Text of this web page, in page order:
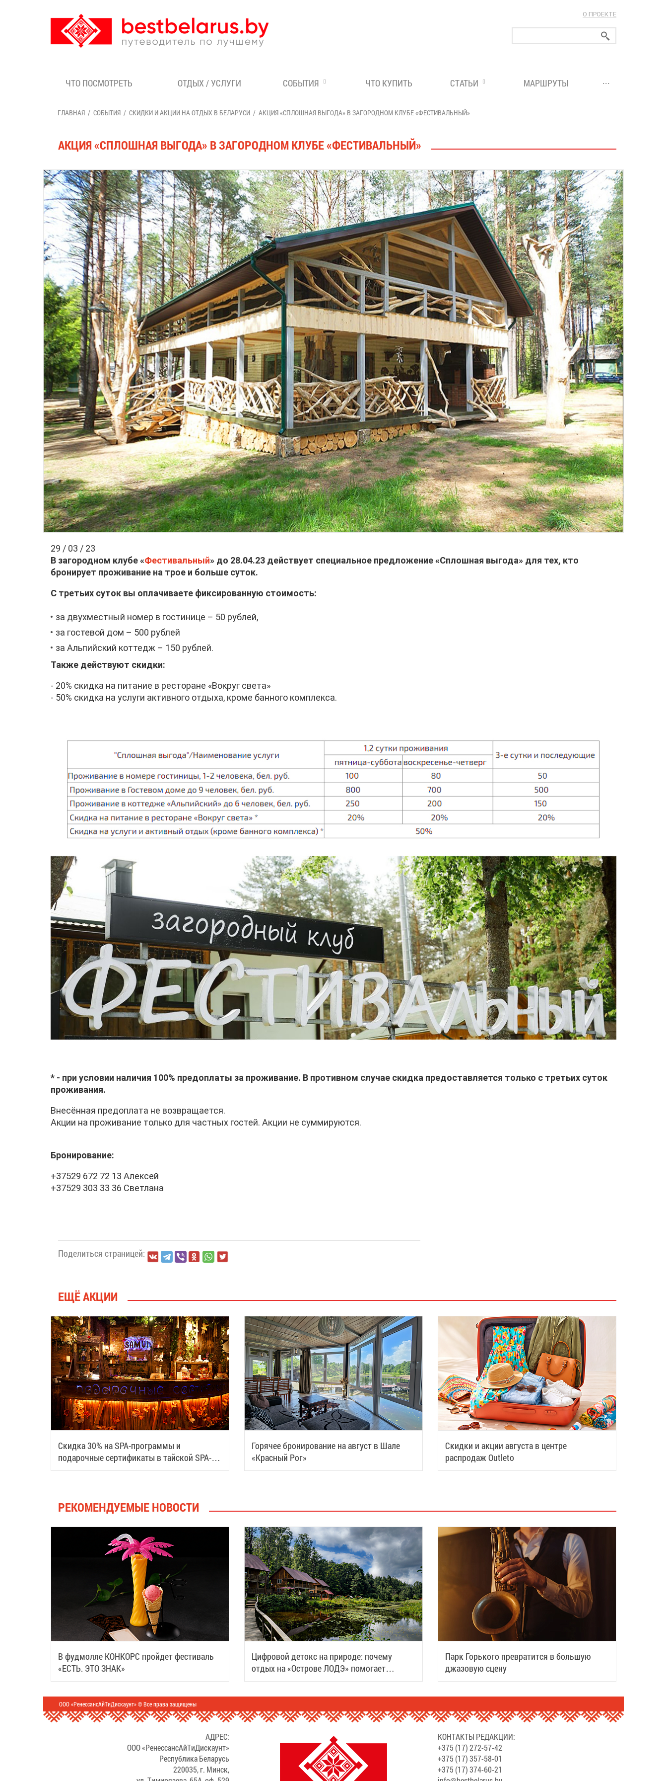
О ПРОЕКТЕ
ЧТО ПОСМОТРЕТЬ ОТДЫХ / УСЛУГИ СОБЫТИЯ ЧТО КУПИТЬ СТАТЬИ МАРШРУТЫ ...
ГЛАВНАЯ СОБЫТИЯ СКИДКИ И АКЦИИ НА ОТДЫХ В БЕЛАРУСИ АКЦИЯ «СПЛОШНАЯ ВЫГОДА» В ЗАГОРОДНОМ КЛУБЕ «ФЕСТИВАЛЬНЫЙ»
АКЦИЯ «СПЛОШНАЯ ВЫГОДА» В ЗАГОРОДНОМ КЛУБЕ «ФЕСТИВАЛЬНЫЙ»
29 / 03 / 23
В загородном клубе «Фестивальный» до 28.04.23 действует специальное предложение «Сплошная выгода» для тех, кто
бронирует проживание на трое и больше суток.
С третьих суток вы оплачиваете фиксированную стоимость:
за двухместный номер в гостинице – 50 рублей,
за гостевой дом – 500 рублей
за Альпийский коттедж – 150 рублей.
Также действуют скидки:
- 20% скидка на питание в ресторане «Вокруг света»
- 50% скидка на услуги активного отдыха, кроме банного комплекса.
* - при условии наличия 100% предоплаты за проживание. В противном случае скидка предоставляется только с третьих суток
проживания.
Внесённая предоплата не возвращается.
Акции на проживание только для частных гостей. Акции не суммируются.
Бронирование:
+37529 672 72 13 Алексей
+37529 303 33 36 Светлана
Поделиться страницей:
ЕЩЁ АКЦИИ
Скидка 30% на SPA-программы и
подарочные сертификаты в тайской SPA-
деревне Samui
Горячее бронирование на август в Шале
«Красный Рог»
Скидки и акции августа в центре
распродаж Outleto
РЕКОМЕНДУЕМЫЕ НОВОСТИ
В фудмолле КОНКОРС пройдет фестиваль
«ЕСТЬ. ЭТО ЗНАК»
Цифровой детокс на природе: почему
отдых на «Острове ЛОДЭ» помогает
восстановить силы
Парк Горького превратится в большую
джазовую сцену
ООО «РенессансАйТиДискаунт» © Все права защищены
АДРЕС:
ООО «РенессансАйТиДискаунт»
Республика Беларусь
220035, г. Минск,
КОНТАКТЫ РЕДАКЦИИ:
+375 (17) 272-57-42
+375 (17) 357-58-01
+375 (17) 374-60-21